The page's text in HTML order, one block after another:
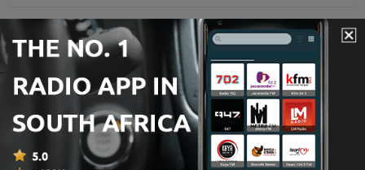
-
El Ku Klux Klan y otros casos (solo audio)_
Relatos del lado oscuro
Experimento Bacci, las voces de los muertos
||Relatos del lado oscuro
Este episodio explora el fenómeno de la transcomunicación instrumental, diferenciando entre psicofonías y técnicas complejas como las voces directas. Se profundiza en la historia del investigador italiano Marcelo Bacci, quien utilizaba radios de bulbos para captar mensajes de personas fallecidas a través de la onda corta. Asimismo, se detallan investigaciones científicas y experimentos realizados para verificar la autenticidad de estas voces, incluyendo pruebas técnicas para descartar fraudes. El episodio aborda también el papel de los espíritus guías en el proceso mediúmico y analiza mensajes sobre la vida después de la muerte encontrados en las grabaciones de Bacci.
27 Jul 2026